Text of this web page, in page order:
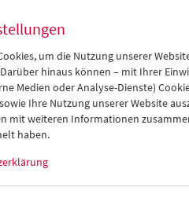
Mär 2013 >>
Mi Do Fr Sa So
27 28 01 02
03
06 07 08 09
10
13 14
20 21
um die Nutzung unserer
hinaus können – mit Ihrer
Medien oder Analyse-Dienste)
Ihre Nutzung unserer Website
mit weiteren Informationen
haben.